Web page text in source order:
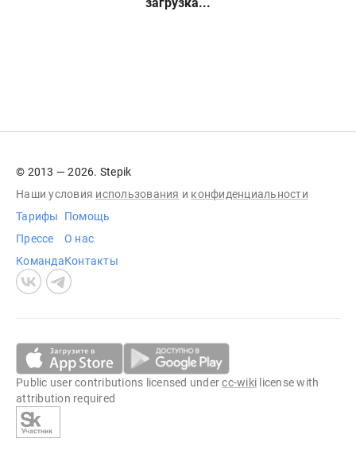
© 2013 — 2026. Stepik
Наши условия использования и конфиденциальности
Тарифы
Прессе
Команда
Помощь
О нас
Контакты
Public user contributions licensed undercc-wiki license with
attribution required